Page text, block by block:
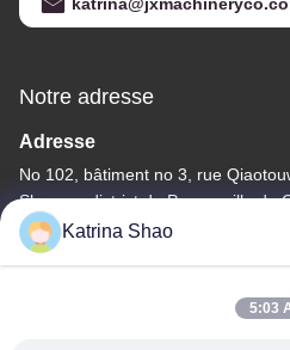
Notre adresse
Adresse
No 102, bâtiment no 3, rue
Shawan, district de Panyu, ville de
Guangdong, Chine
Katrina Shao
5:03